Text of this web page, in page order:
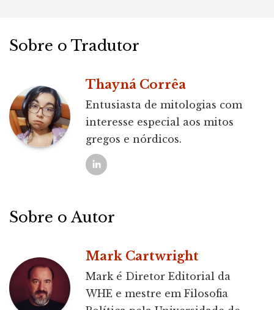
Sobre o Tradutor
Thayná Corrêa
Entusiasta de mitologias com
interesse especial aos mitos
gregos e nórdicos.
Sobre o Autor
Mark Cartwright
Mark é Diretor Editorial da
WHE e mestre em Filosofia